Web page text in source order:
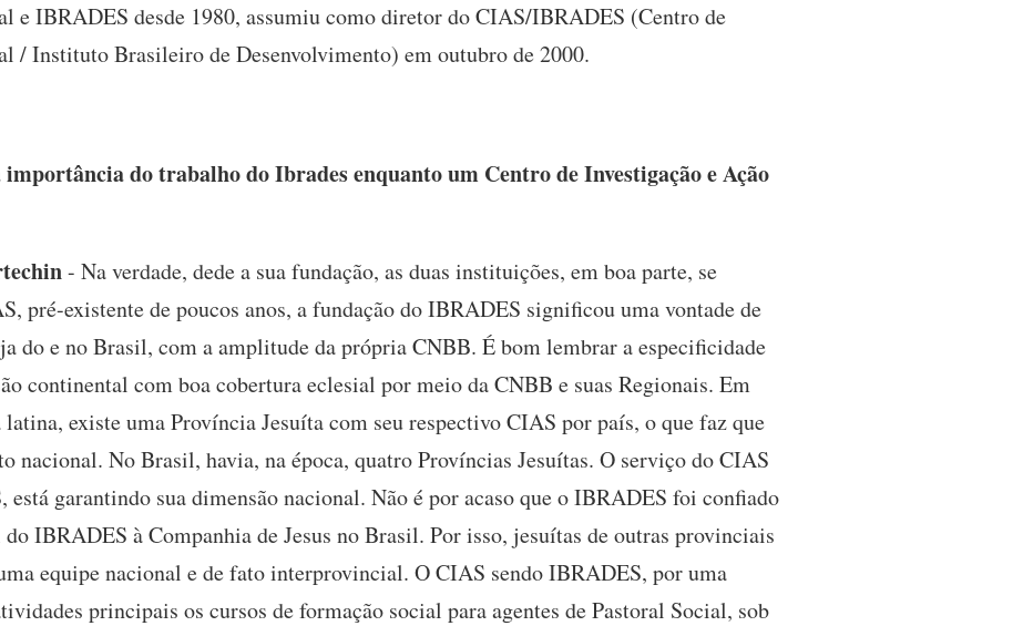
e IBRADES desde 1980, assumiu como diretor do CIAS/IBRADES (Centro de
/ Instituto Brasileiro de Desenvolvimento) em outubro de 2000.
do trabalho do Ibrades enquanto um Centro de Investigação e Ação
- Na verdade, dede a sua fundação, as duas instituições, em boa parte, se
pré-existente de poucos anos, a fundação do IBRADES significou uma vontade de
do e no Brasil, com a amplitude da própria CNBB. É bom lembrar a especificidade
continental com boa cobertura eclesial por meio da CNBB e suas Regionais. Em
existe uma Província Jesuíta com seu respectivo CIAS por país, o que faz que
nacional. No Brasil, havia, na época, quatro Províncias Jesuítas. O serviço do CIAS
garantindo sua dimensão nacional. Não é por acaso que o IBRADES foi confiado
IBRADES à Companhia de Jesus no Brasil. Por isso, jesuítas de outras provinciais
equipe nacional e de fato interprovincial. O CIAS sendo IBRADES, por uma
principais os cursos de formação social para agentes de Pastoral Social, sob